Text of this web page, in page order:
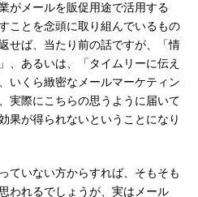
がメールを販促用途で活用する
ことを念頭に取り組んでいるもの
せば、当たり前の話ですが、「情
、あるいは、「タイムリーに伝え
いくら緻密なメールマーケティン
実際にこちらの思うように届いて
果が得られないということになり
ていない方からすれば、そもそも
われるでしょうが、実はメール